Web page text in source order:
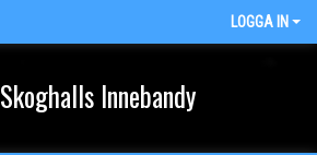
LOGGA IN
Skoghalls Innebandy